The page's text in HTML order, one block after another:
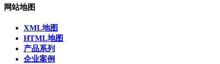
网站地图
XML地图
HTML地图
产品系列
企业案例